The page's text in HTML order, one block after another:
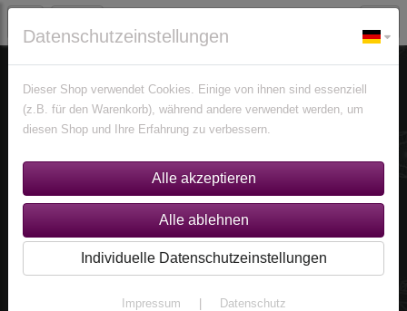
Edelsteine Peridote
Datenschutzeinstellungen
Dieser Shop verwendet Cookies. Einige von ihnen sind essenziell
(z.B. für den Warenkorb), während andere verwendet werden, um
diesen Shop und Ihre Erfahrung zu verbessern.
Individuelle Datenschutzeinstellungen
Impressum Datenschutz